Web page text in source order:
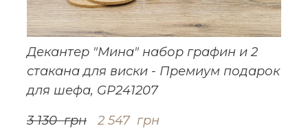
Декантер "Мина" набор графин и 2
стакана для виски - Премиум подарок
для шефа, GP241207
3 130  грн
2 547  грн